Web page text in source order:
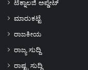
ಟೆಕ್ನಾಲಜಿ ಅಪ್ಡೇಟ್
ಮಾರುಕಟ್ಟೆ
ರಾಜಕೀಯ
ರಾಜ್ಯ ಸುದ್ದಿ
ರಾಷ್ಟ್ರ ಸುದ್ದಿ